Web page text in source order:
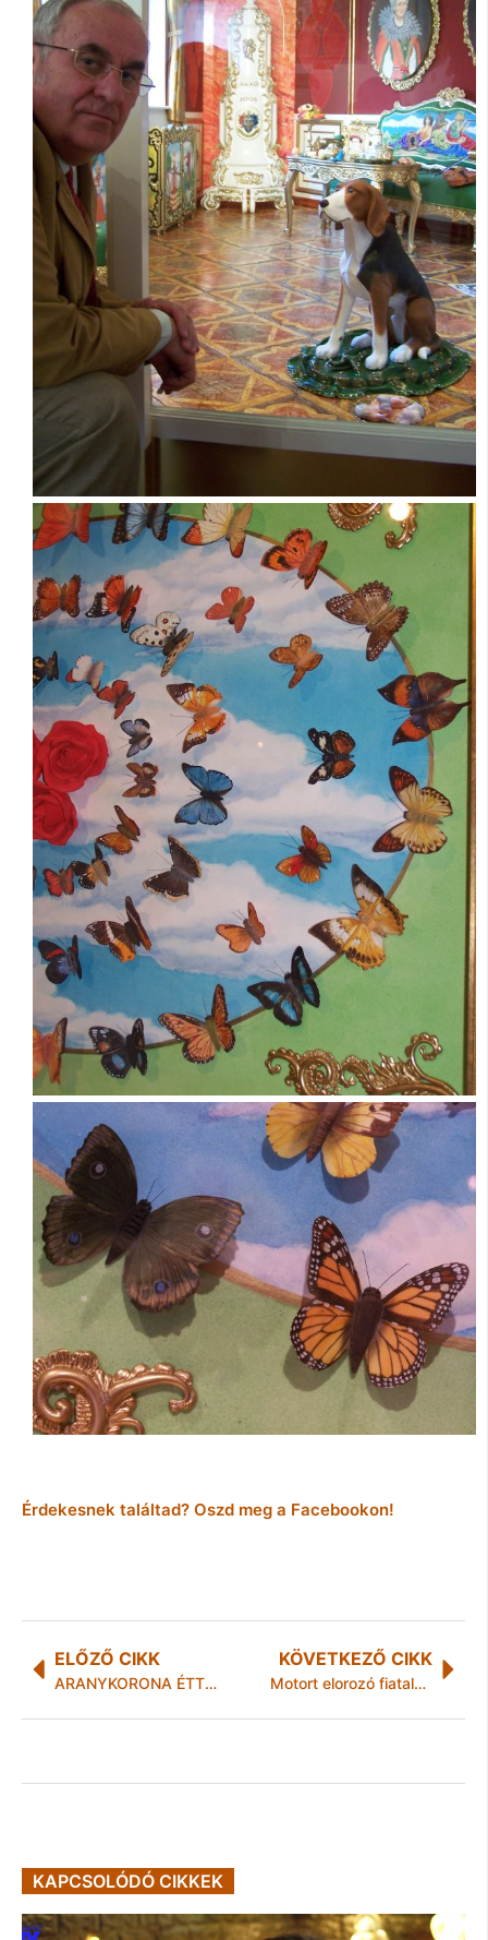
Érdekesnek találtad? Oszd meg a Facebookon!
ELŐZŐ CIKK
ARANYKORONA ÉTTEREM-SZÁLLODA & SÉTÁLÓ PINCE
KÖVETKEZŐ CIKK
Motort elorozó fiatalkorú vadorzók (Szerencsi Rk – B-A-Z. MRFK)
KAPCSOLÓDÓ CIKKEK